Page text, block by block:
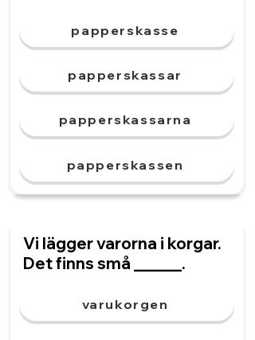
papperskasse
papperskassar
papperskassarna
papperskassen
Vi lägger varorna i korgar.
Det finns små ______.
varukorgen